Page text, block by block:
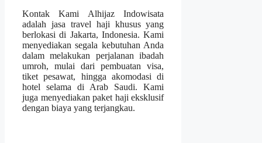
Kontak Kami Alhijaz Indowisata
adalah jasa travel haji khusus yang
berlokasi di Jakarta, Indonesia. Kami
menyediakan segala kebutuhan Anda
dalam melakukan perjalanan ibadah
umroh, mulai dari pembuatan visa,
tiket pesawat, hingga akomodasi di
hotel selama di Arab Saudi. Kami
juga menyediakan paket haji eksklusif
dengan biaya yang terjangkau.